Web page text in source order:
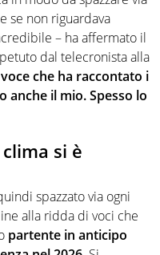
se non riguardava
– ha affermato il
dal telecronista alla
che ha raccontato i
anche il mio. Spesso lo
si è
spazzato via ogni
alla ridda di voci che
partente in anticipo